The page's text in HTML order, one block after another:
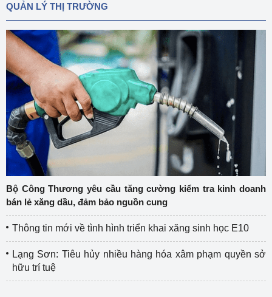
QUẢN LÝ THỊ TRƯỜNG
Bộ Công Thương yêu cầu tăng cường kiểm tra kinh doanh
bán lẻ xăng dầu, đảm bảo nguồn cung
Thông tin mới về tình hình triển khai xăng sinh học E10
Lạng Sơn: Tiêu hủy nhiều hàng hóa xâm phạm quyền sở
hữu trí tuệ